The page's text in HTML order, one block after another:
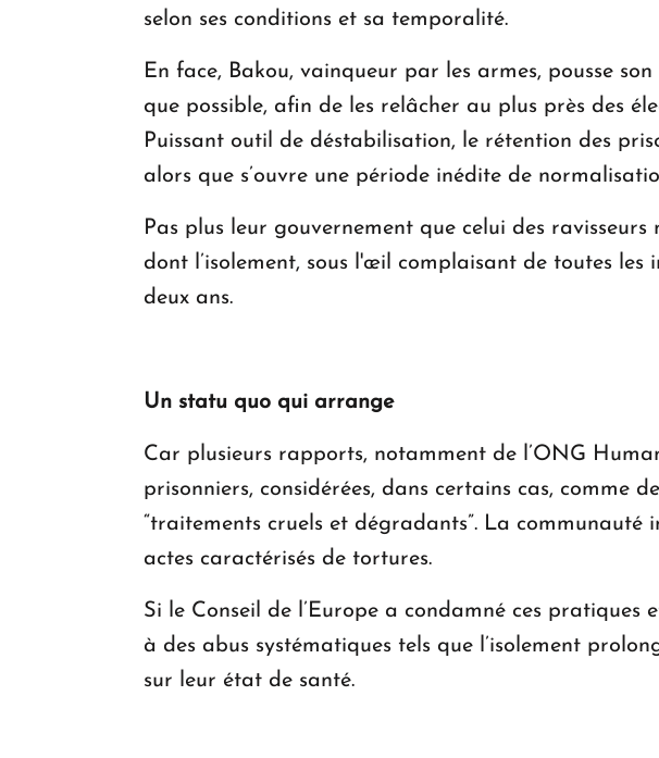
selon ses conditions et sa temporalité.
En face, Bakou, vainqueur par les armes, pousse
que possible, afin de les relâcher au plus près des
Puissant outil de déstabilisation, le rétention des
alors que s’ouvre une période inédite de
Pas plus leur gouvernement que celui des
dont l’isolement, sous l'œil complaisant de toutes
deux ans.
Un statu quo qui arrange
Car plusieurs rapports, notamment de l’ONG
prisonniers, considérées, dans certains cas, comme
“traitements cruels et dégradants”. La
actes caractérisés de tortures.
Si le Conseil de l’Europe a condamné ces pratiques
à des abus systématiques tels que l’isolement
sur leur état de santé.